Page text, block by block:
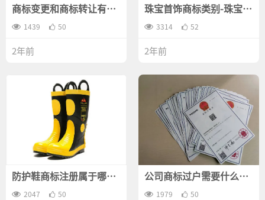
商标变更和商标转让有什
么不同？
1439 50
2年前
珠宝首饰商标类别-珠宝首
饰行业商标注册什么商标
类别？
3314 52
2年前
防护鞋商标注册属于哪一
类？
2047 50
公司商标过户需要什么资
料？
1979 50